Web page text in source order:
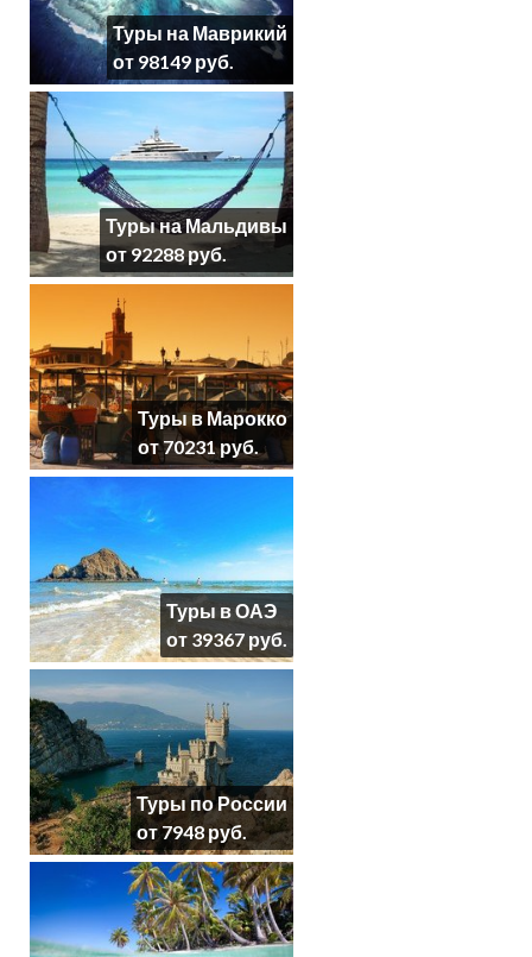
Туры на Маврикий
от 98149 руб.
Туры на Мальдивы
от 92288 руб.
Туры в Марокко
от 70231 руб.
Туры в ОАЭ
от 39367 руб.
Туры по России
от 7948 руб.